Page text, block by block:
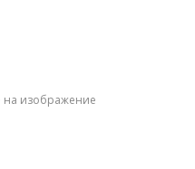
на изображение